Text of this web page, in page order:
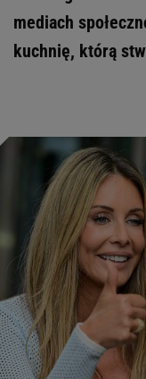
mediach
kuchnię, którą